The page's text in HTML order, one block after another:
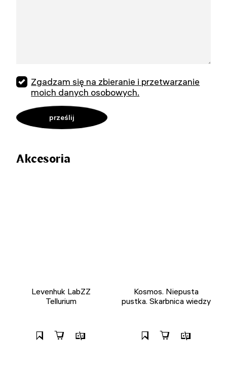
Zgadzam się na zbieranie i przetwarzanie
moich danych osobowych.
Akcesoria
Levenhuk LabZZ
Tellurium
Kosmos. Niepusta
pustka. Skarbnica wiedzy